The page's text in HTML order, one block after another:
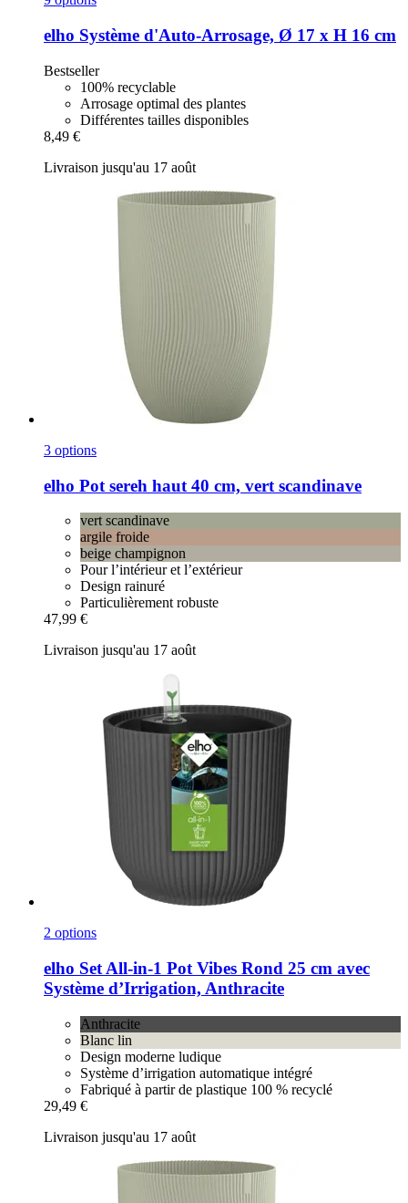
elho Système d'Auto-​Arrosage, Ø 17 x H 16 cm
Bestseller
100% recyclable
Arrosage optimal des plantes
Différentes tailles disponibles
8,49 €
Livraison jusqu'au 17 août
3 options
elho Pot sereh haut 40 cm, vert scandinave
vert scandinave
argile froide
beige champignon
Pour l’intérieur et l’extérieur
Design rainuré
Particulièrement robuste
47,99 €
Livraison jusqu'au 17 août
2 options
elho Set All-​in-​1 Pot Vibes Rond 25 cm avec
Système d’Irrigation, Anthracite
Anthracite
Blanc lin
Design moderne ludique
Système d’irrigation automatique intégré
Fabriqué à partir de plastique 100 % recyclé
29,49 €
Livraison jusqu'au 17 août